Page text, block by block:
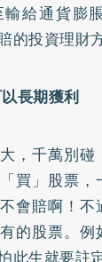
給通貨膨
的投資理財方
長期獲利
，千萬別
買」股票，
會賠啊！
的股票。